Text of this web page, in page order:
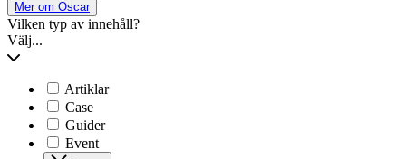
Mer om Oscar
Vilken typ av innehåll?
Välj...
Artiklar
Case
Guider
Event